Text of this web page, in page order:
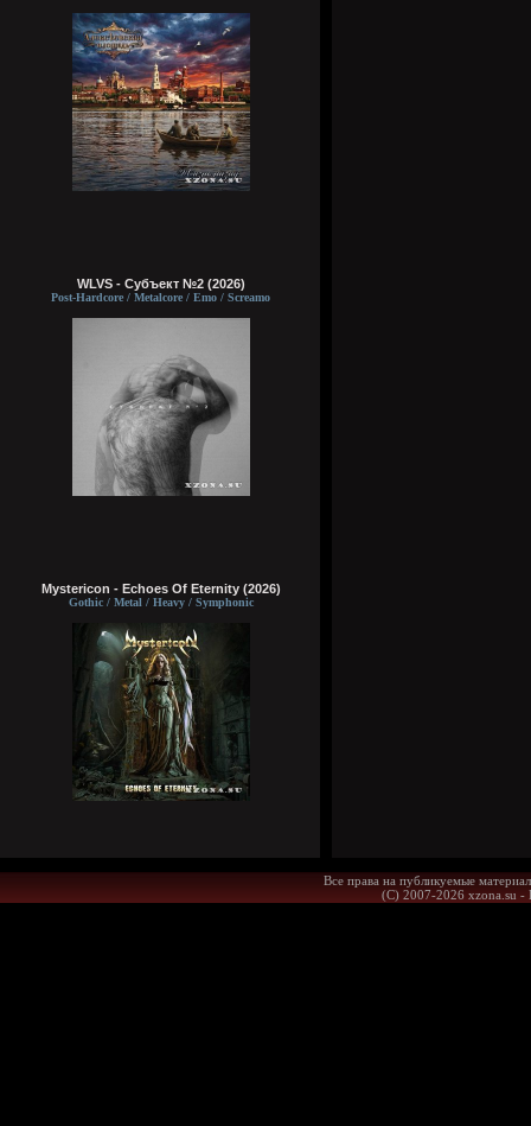
WLVS - Субъект №2 (2026)
Post-Hardcore / Metalcore / Emo / Screamo
Mystericon - Echoes Of Eternity (2026)
Gothic / Metal / Heavy / Symphonic
Все права на публикуемые
(С) 2007-2026 xzona.su -